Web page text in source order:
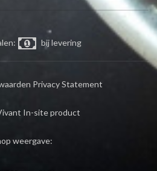
bij levering
Privacy Statement
In-site product
weergave: